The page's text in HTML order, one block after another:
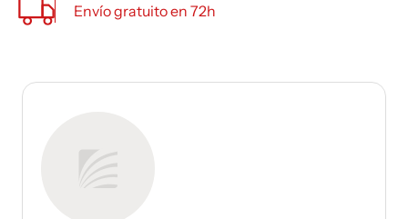
Envío gratuito en 72h